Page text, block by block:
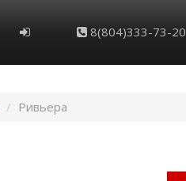
8(804)333-73-20
Обратный звонок
Ривьера